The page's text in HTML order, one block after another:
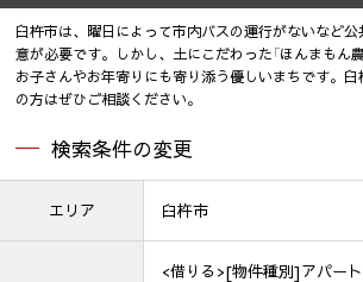
臼杵市は、曜日によって市内バスの運行がないなど
意が必要です。しかし、土にこだわった「ほんまもん
お子さんやお年寄りにも寄り添う優しいまちです。
の方はぜひご相談ください。
検索条件の変更
エリア 臼杵市
<借りる>[物件種別]アパー